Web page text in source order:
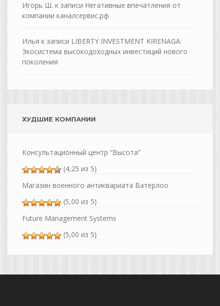
Игорь Ш. к записи Негативные впечатления от
компании каналсервис.рф
Илья к записи LIBERTY INVESTMENT KIRENAGA:
Экосистема высокодоходных инвестиций нового
поколения
ХУДШИЕ КОМПАНИИ
Консультационный центр “Высота”
(4,25 из 5)
Магазин военного антиквариата Ватерлоо
(5,00 из 5)
Future Management Systems
(5,00 из 5)